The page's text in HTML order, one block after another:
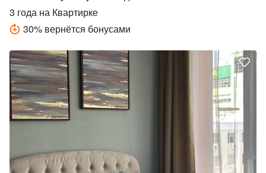
3 года на Квартирке
30% вернётся бонусами